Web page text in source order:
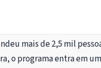
mais de 2,5 mil
o programa entra em